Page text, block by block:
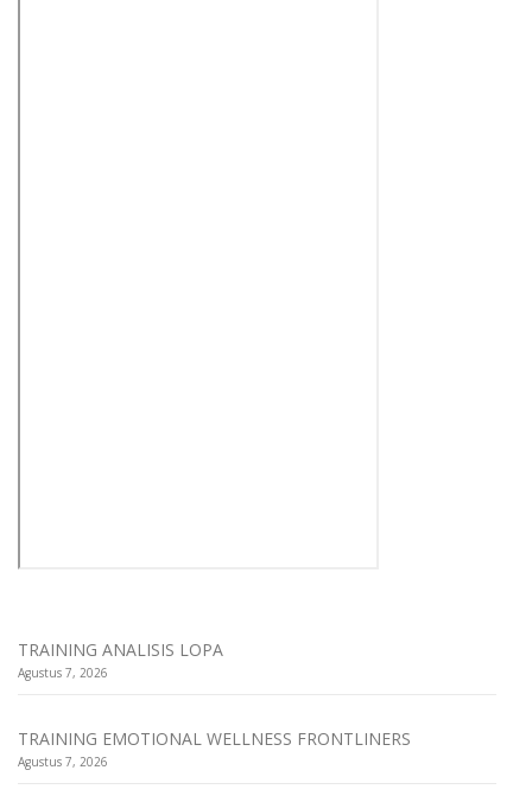
TRAINING ANALISIS LOPA
Agustus 7, 2026
TRAINING EMOTIONAL WELLNESS FRONTLINERS
Agustus 7, 2026